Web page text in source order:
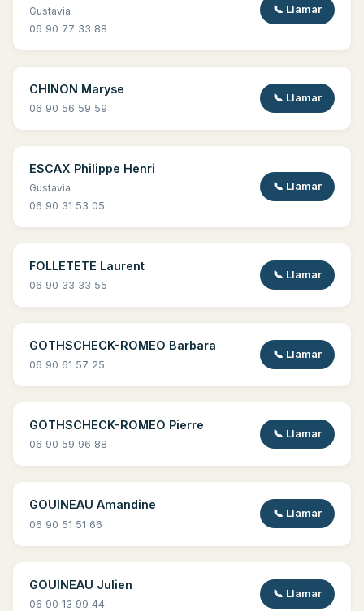
Gustavia
06 90 77 33 88
📞 Llamar
CHINON Maryse
06 90 56 59 59
📞 Llamar
ESCAX Philippe Henri
Gustavia
06 90 31 53 05
📞 Llamar
FOLLETETE Laurent
06 90 33 33 55
📞 Llamar
GOTHSCHECK-ROMEO Barbara
06 90 61 57 25
📞 Llamar
GOTHSCHECK-ROMEO Pierre
06 90 59 96 88
📞 Llamar
GOUINEAU Amandine
06 90 51 51 66
📞 Llamar
GOUINEAU Julien
06 90 13 99 44
📞 Llamar